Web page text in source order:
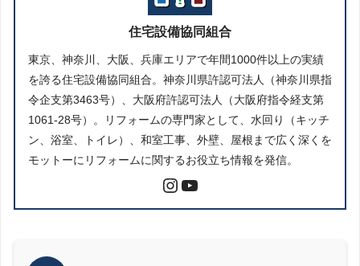
住宅設備協同組合
東京、神奈川、大阪、兵庫エリアで年間1000件以上の実績
を誇る住宅設備協同組合。神奈川県許認可法人（神奈川県指
令企支第3463号）、大阪府許認可法人（大阪府指令経支第
1061-28号）。リフォームの専門家として、水回り（キッチ
ン、浴室、トイレ）、和室工事、外壁、屋根まで広く深くを
モットーにリフォームに関するお役立ち情報を発信。